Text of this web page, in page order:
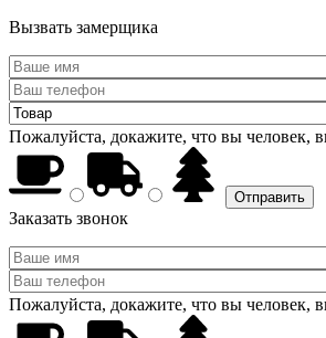
Вызвать замерщика
Пожалуйста, докажите, что вы человек,
Заказать звонок
Пожалуйста, докажите, что вы человек,